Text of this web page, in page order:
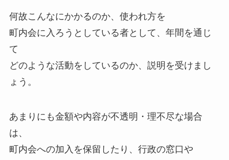
何故こんなにかかるのか、使われ方を
町内会に入ろうとしている者として、年間を通じ
て
どのような活動をしているのか、説明を受けまし
ょう。
あまりにも金額や内容が不透明・理不尽な場合
は、
町内会への加入を保留したり、行政の窓口や